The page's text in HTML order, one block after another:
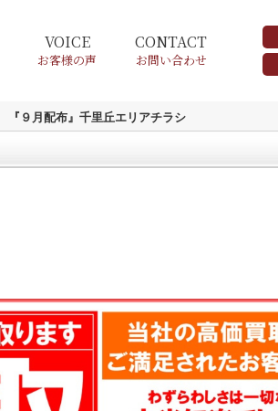
VOICE
お客様の声
CONTACT
お問い合わせ
『９月配布』千里丘エリアチラシ